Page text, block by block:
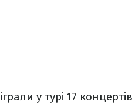
у турі 17